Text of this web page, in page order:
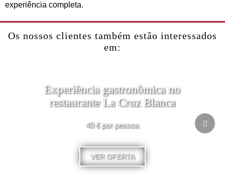
experiência completa.
Os nossos clientes também estão interessados
em:
Experiência gastronômica no
restaurante La Cruz Blanca
40 € por pessoa
VER OFERTA